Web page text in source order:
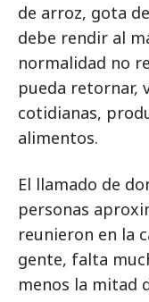
de arroz, gota
debe rendir al
normalidad no
pueda retornar,
cotidianas,
alimentos.
El llamado de
personas
reunieron en la
gente, falta
menos la mitad